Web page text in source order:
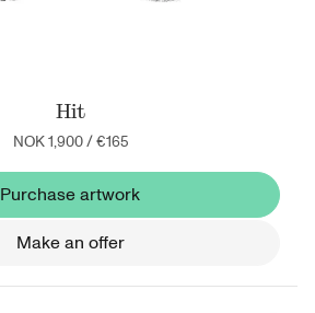
Hit
NOK 1,900/€165
Purchase artwork
Make an offer